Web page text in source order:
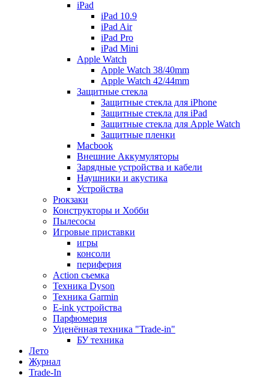
iPad
iPad 10.9
iPad Air
iPad Pro
iPad Mini
Apple Watch
Apple Watch 38/40mm
Apple Watch 42/44mm
Защитные стекла
Защитные стекла для iPhone
Защитные стекла для iPad
Защитные стекла для Apple Watch
Защитные пленки
Macbook
Внешние Аккумуляторы
Зарядные устройства и кабели
Наушники и акустика
Устройства
Рюкзаки
Конструкторы и Хобби
Пылесосы
Игровые приставки
игры
консоли
периферия
Action съемка
Техника Dyson
Техника Garmin
E-ink устройства
Парфюмерия
Уценённая техника "Trade-in"
БУ техника
Лето
Журнал
Trade-In